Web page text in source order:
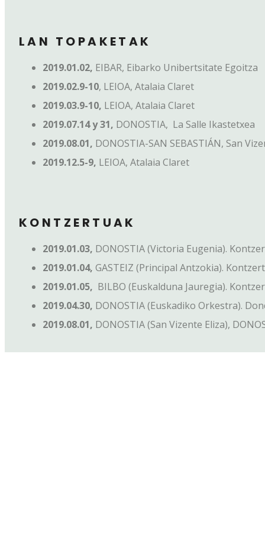
LAN TOPAKETAK
2019.01.02, EIBAR, Eibarko Unibertsitate Egoitza
2019.02.9-10, LEIOA, Atalaia Claret
2019.03.9-10, LEIOA, Atalaia Claret
2019.07.14 y 31, DONOSTIA, La Salle Ikastetxea
2019.08.01, DONOSTIA-SAN SEBASTIÁN, San
2019.12.5-9, LEIOA, Atalaia Claret
KONTZERTUAK
2019.01.03, DONOSTIA (Victoria Eugenia).
2019.01.04, GASTEIZ (Principal Antzokia).
2019.01.05, BILBO (Euskalduna Jauregia).
2019.04.30, DONOSTIA (Euskadiko Orkestra).
2019.08.01, DONOSTIA (San Vizente Eliza),